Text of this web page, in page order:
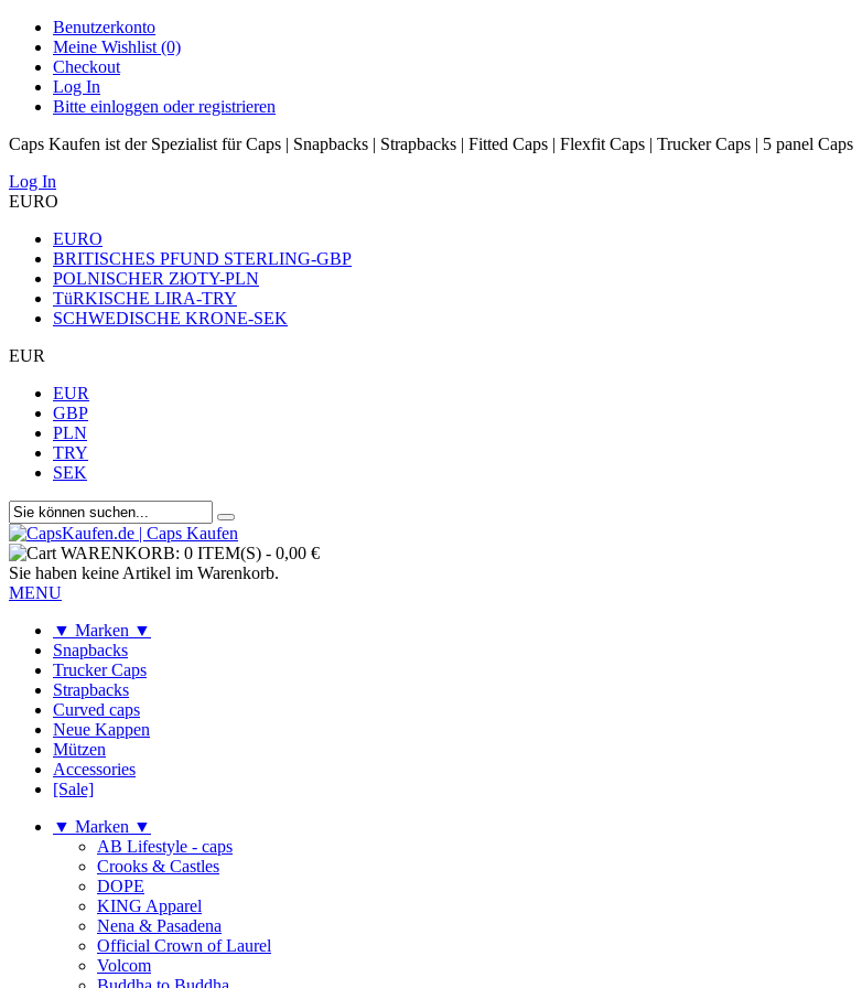
Benutzerkonto
Meine Wishlist (0)
Checkout
Log In
Bitte einloggen oder registrieren
Caps Kaufen ist der Spezialist für Caps | Snapbacks | Strapbacks | Fitted Caps | Flexfit Caps | Trucker Caps | 5 panel Caps
Log In
EURO
EURO
BRITISCHES PFUND STERLING-GBP
POLNISCHER ZłOTY-PLN
TüRKISCHE LIRA-TRY
SCHWEDISCHE KRONE-SEK
EUR
EUR
GBP
PLN
TRY
SEK
WARENKORB: 0 ITEM(S) - 0,00 €
Sie haben keine Artikel im Warenkorb.
MENU
▼ Marken ▼
Snapbacks
Trucker Caps
Strapbacks
Curved caps
Neue Kappen
Mützen
Accessories
[Sale]
▼ Marken ▼
AB Lifestyle - caps
Crooks & Castles
DOPE
KING Apparel
Nena & Pasadena
Official Crown of Laurel
Volcom